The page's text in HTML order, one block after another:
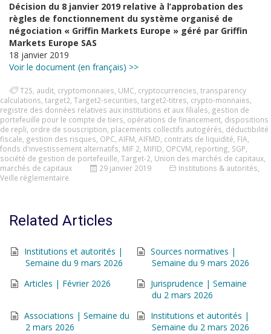
Décision du 8 janvier 2019 relative à l’approbation des
règles de fonctionnement du système organisé de
négociation « Griffin Markets Europe » géré par Griffin
Markets Europe SAS
18 janvier 2019
Voir le document (en français) >>
T2S audit cryptomonnaies UMC cryptocurrencies transparency
calculations target2 Target2-securities target2-titres crypto-monnaies
registre des données relatives aux institutions et aux filiales gestion de
portefeuille pour le compte de tiers opérations de financement dispositions
de repli ordre de souscription placements collectifs autogérés déductibilité
fiscale gestion des risques OPC AIFM AIFMD contrats de liquidité FIA
fonds d'investissement alternatifs MIF 2 MIFID OPCVM reporting SGP
société de gestion de portefeuille Target-2 Union des marchés de capitaux
marchés de capitaux
29 janvier 2019 Institutions & autorités
Veille réglementaire
Related Articles
Institutions et autorités |
Semaine du 9 mars 2026
Sources normatives |
Semaine du 9 mars 2026
Articles | Février 2026
Jurisprudence | Semaine
du 2 mars 2026
Associations | Semaine du
2 mars 2026
Institutions et autorités |
Semaine du 2 mars 2026